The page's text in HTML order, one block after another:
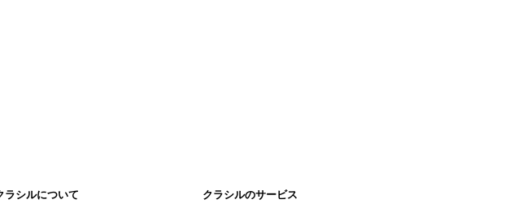
ラシルについて クラシルのサービス